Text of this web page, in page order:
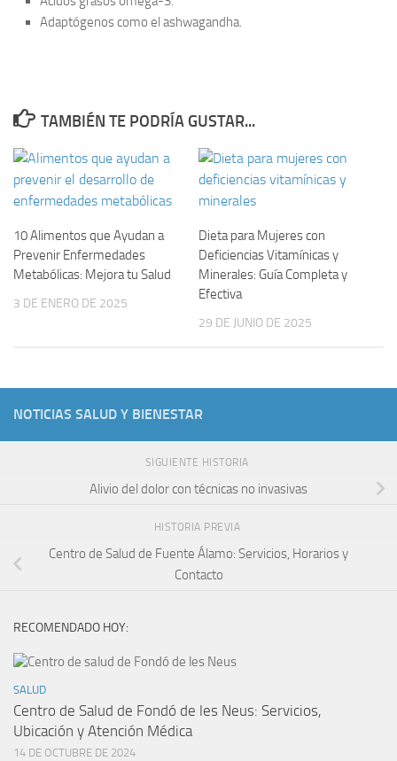
Adaptógenos como el ashwagandha.
TAMBIÉN TE PODRÍA GUSTAR...
10 Alimentos que Ayudan a
Prevenir Enfermedades
Metabólicas: Mejora tu Salud
3 DE ENERO DE 2025
Dieta para Mujeres con
Deficiencias Vitamínicas y
Minerales: Guía Completa y
Efectiva
29 DE JUNIO DE 2025
NOTICIAS SALUD Y BIENESTAR
SIGUIENTE HISTORIA
Alivio del dolor con técnicas no invasivas
HISTORIA PREVIA
Centro de Salud de Fuente Álamo: Servicios, Horarios y
Contacto
RECOMENDADO HOY:
SALUD
Centro de Salud de Fondó de les Neus: Servicios,
Ubicación y Atención Médica
14 DE OCTUBRE DE 2024